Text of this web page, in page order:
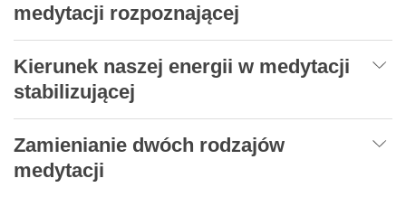
medytacji rozpoznającej
Kierunek naszej energii w medytacji
stabilizującej
Zamienianie dwóch rodzajów
medytacji